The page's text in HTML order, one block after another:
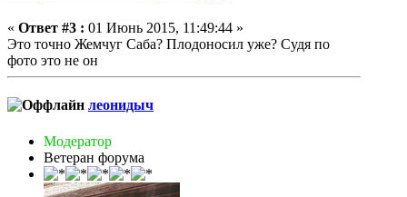
« Ответ #3 : 01 Июнь 2015, 11:49:44 »
Это точно Жемчуг Саба? Плодоносил уже? Судя по
фото это не он
леонидыч
Модератор
Ветеран форума